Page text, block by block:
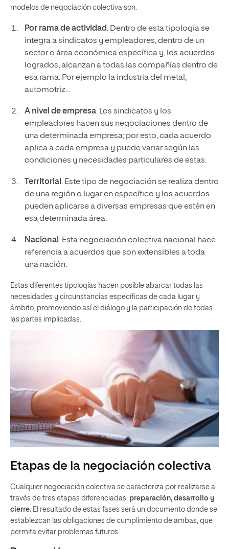
modelos de negociación colectiva son:
Por rama de actividad. Dentro de esta tipología se
integra a sindicatos y empleadores, dentro de un
sector o área económica específica y, los acuerdos
logrados, alcanzan a todas las compañías dentro de
esa rama. Por ejemplo la industria del metal,
automotriz…
A nivel de empresa. Los sindicatos y los
empleadores hacen sus negociaciones dentro de
una determinada empresa; por esto, cada acuerdo
aplica a cada empresa y puede variar según las
condiciones y necesidades particulares de estas.
Territorial . Este tipo de negociación se realiza dentro
de una región o lugar en específico y los acuerdos
pueden aplicarse a diversas empresas que estén en
esa determinada área.
Nacional . Esta negociación colectiva nacional hace
referencia a acuerdos que son extensibles a toda
una nación.
Estas diferentes tipologías hacen posible abarcar todas las
necesidades y circunstancias específicas de cada lugar y
ámbito, promoviendo así el diálogo y la participación de todas
las partes implicadas.
Etapas de la negociación colectiva
Cualquier negociación colectiva se caracteriza por realizarse a
través de tres etapas diferenciadas: preparación, desarrollo y
cierre. El resultado de estas fases será un documento donde se
establezcan las obligaciones de cumplimiento de ambas, que
permita evitar problemas futuros.